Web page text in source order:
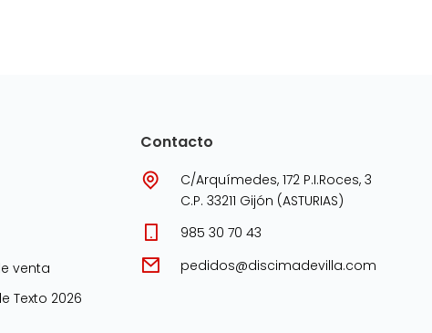
venta
Texto 2026
Contacto
C/Arquímedes, 172 P.I.Roces, 3
C.P. 33211 Gijón (ASTURIAS)
985 30 70 43
pedidos@discimadevilla.com